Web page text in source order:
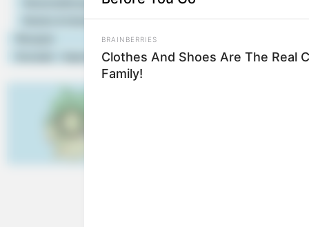
Frühjahr und im Herbst
hinterlassen hat, besitzt
ihren Bann ziehen. Sie
Klosteranlagen,
zugänglichen
Der Bodensee
Ortschaften und Städten
Hafenbecken legen die
bequem erreichen
Veranstaltung eintragen
Hotels & Unterkünfte
Kontakt - Impressum
BRAINBERRIES
Clothes And Shoes Are The Real
Family!